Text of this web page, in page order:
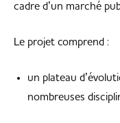
cadre d’un marché
Le projet comprend :
un plateau
nombreuses